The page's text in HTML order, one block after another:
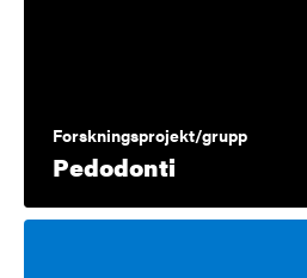
Forskningsprojekt/grupp
Pedodonti